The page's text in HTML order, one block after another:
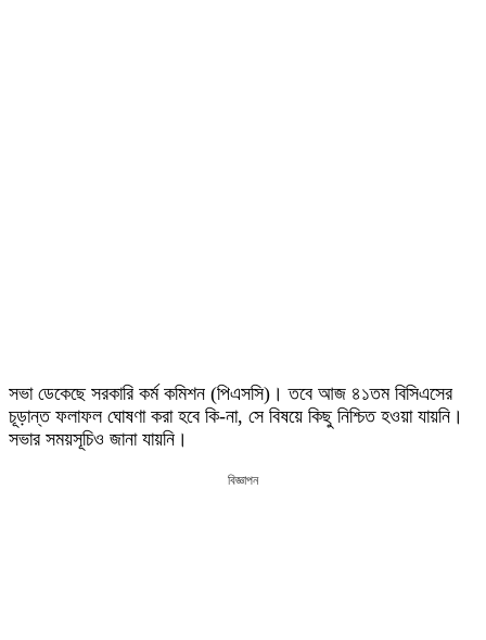
সভা ডেকেছে সরকারি কর্ম কমিশন (পিএসসি)। তবে আজ ৪১তম বিসিএসের
চূড়ান্ত ফলাফল ঘোষণা করা হবে কি-না, সে বিষয়ে কিছু নিশ্চিত হওয়া যায়নি।
সভার সময়সূচিও জানা যায়নি।
বিজ্ঞাপন